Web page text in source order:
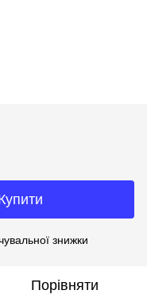
знижки
Порівняти